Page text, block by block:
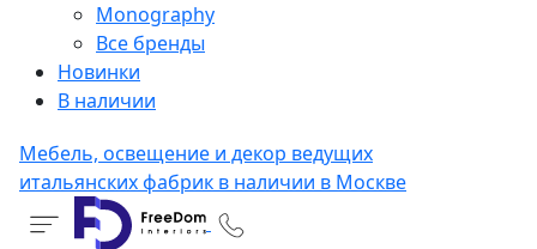
Monography
Все бренды
Новинки
В наличии
Мебель, освещение и декор ведущих
итальянских фабрик в наличии в Москве